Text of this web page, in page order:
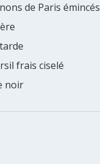
de Paris émincés
frais ciselé
noir